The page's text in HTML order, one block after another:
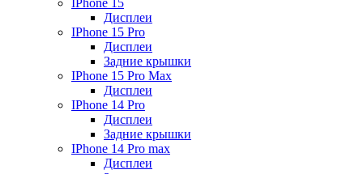
IPhone 15
Дисплеи
IPhone 15 Pro
Дисплеи
Задние крышки
IPhone 15 Pro Max
Дисплеи
IPhone 14 Pro
Дисплеи
Задние крышки
IPhone 14 Pro max
Дисплеи